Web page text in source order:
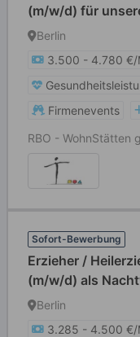
(m/w/d) für
mit Behinderungen
Berlin
3.500 - 4.780 €/
Firmenevents
RBO - WohnStätten
Sofort-Bewerbung
Erzieher /
(m/w/d) als
für Menschen mit
Berlin
3.285 - 4.500 €/